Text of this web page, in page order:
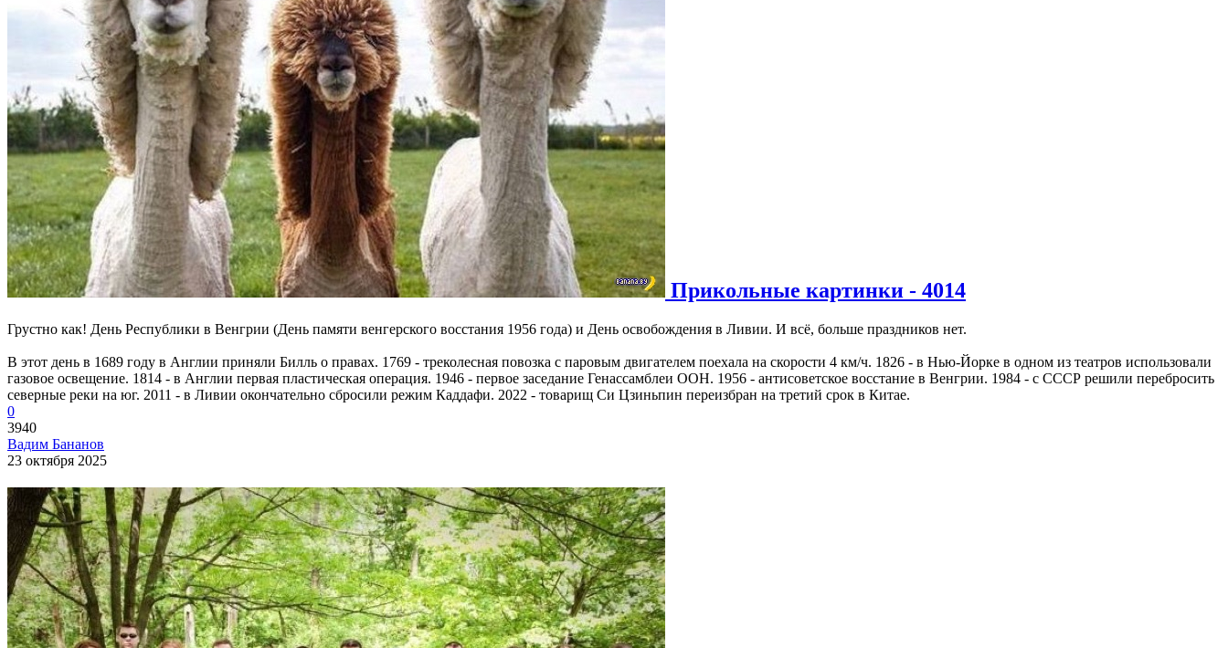
Прикольные картинки - 4014
Грустно как! День Республики в Венгрии (День памяти венгерского восстания 1956 года) и День освобождения в Ливии. И всё, больше праздников нет.
В этот день в 1689 году в Англии приняли Билль о правах. 1769 - треколесная повозка с паровым двигателем поехала на скорости 4 км/ч. 1826 - в Нью-Йорке в одном из театров использовали
газовое освещение. 1814 - в Англии первая пластическая операция. 1946 - первое заседание Генассамблеи ООН. 1956 - антисоветское восстание в Венгрии. 1984 - с СССР решили перебросить
северные реки на юг. 2011 - в Ливии окончательно сбросили режим Каддафи. 2022 - товарищ Си Цзиньпин переизбран на третий срок в Китае.
0
3940
Вадим Бананов
23 октября 2025